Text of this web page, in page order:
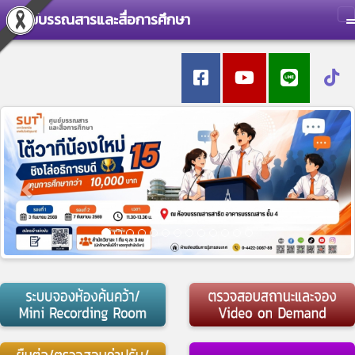
ศูนย์บรรณสารและสื่อการศึกษา
Previous